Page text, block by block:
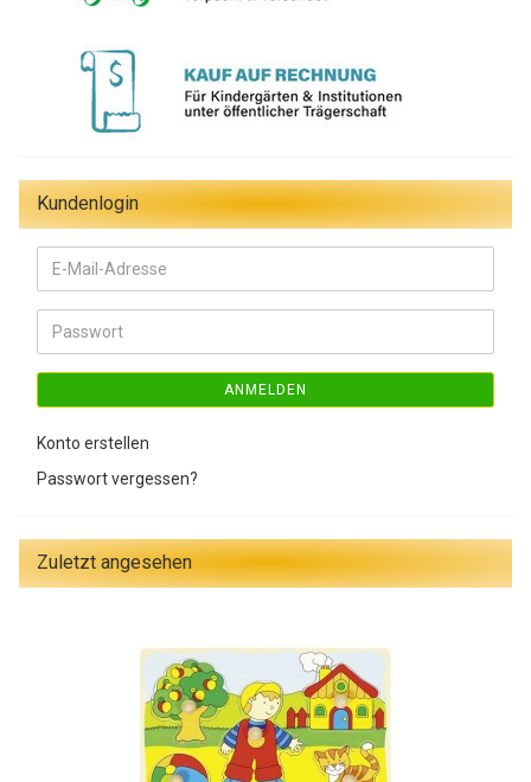
Kundenlogin
E-
Mail-
Adresse
Passwort
ANMELDEN
Konto erstellen
Passwort vergessen?
Zuletzt angesehen